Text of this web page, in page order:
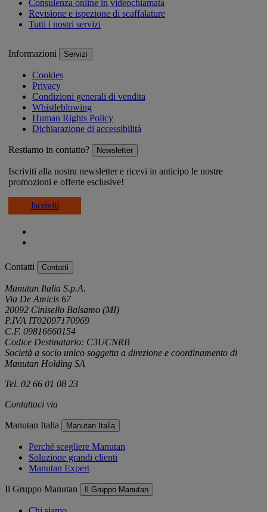
Consulenza online in videochiamata
Revisione e ispezione di scaffalature
Tutti i nostri servizi
Informazioni Servizi
Cookies
Privacy
Condizioni generali di vendita
Whistleblowing
Human Rights Policy
Dichiarazione di accessibilità
Restiamo in contatto? Newsletter
Iscriviti alla nostra newsletter e ricevi in anticipo le nostre
promozioni e offerte esclusive!
Iscriviti
Contatti Contatti
Manutan Italia S.p.A.
Via De Amicis 67
20092 Cinisello Balsamo (MI)
P.IVA IT02097170969
C.F. 09816660154
Codice Destinatario: C3UCNRB
Società a socio unico soggetta a direzione e coordinamento di
Manutan Holding SA
Tel. 02 66 01 08 23
Contattaci via
Manutan Italia Manutan Italia
Perché scegliere Manutan
Soluzione grandi clienti
Manutan Expert
Il Gruppo Manutan Il Gruppo Manutan